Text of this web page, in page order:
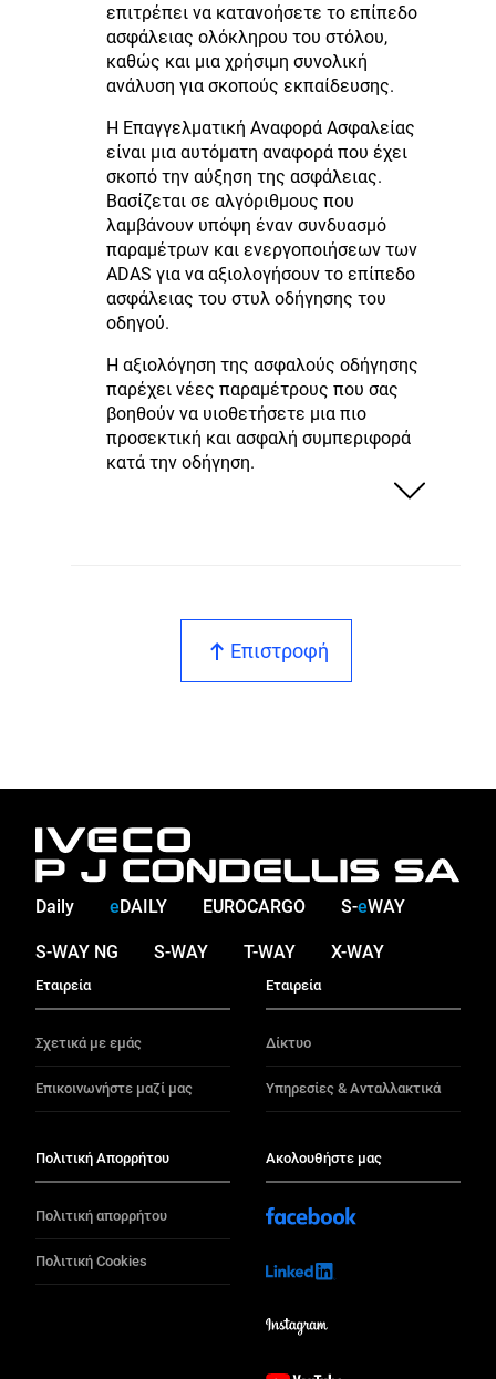
επιτρέπει να κατανοήσετε το επίπεδο
ασφάλειας ολόκληρου του στόλου,
καθώς και μια χρήσιμη συνολική
ανάλυση για σκοπούς εκπαίδευσης.
Η Επαγγελματική Αναφορά Ασφαλείας
είναι μια αυτόματη αναφορά που έχει
σκοπό την αύξηση της ασφάλειας.
Βασίζεται σε αλγόριθμους που
λαμβάνουν υπόψη έναν συνδυασμό
παραμέτρων και ενεργοποιήσεων των
ADAS για να αξιολογήσουν το επίπεδο
ασφάλειας του στυλ οδήγησης του
οδηγού.
Η αξιολόγηση της ασφαλούς οδήγησης
παρέχει νέες παραμέτρους που σας
βοηθούν να υιοθετήσετε μια πιο
προσεκτική και ασφαλή συμπεριφορά
κατά την οδήγηση.
Επιστροφή
Daily eDAILY EUROCARGO S-eWAY
S-WAY NG S-WAY T-WAY X-WAY
Εταιρεία
Σχετικά με εμάς
Επικοινωνήστε μαζί μας
Εταιρεία
Δίκτυο
Υπηρεσίες & Ανταλλακτικά
Πολιτική Απορρήτου
Πολιτική απορρήτου
Πολιτική Cookies
Ακολουθήστε μας